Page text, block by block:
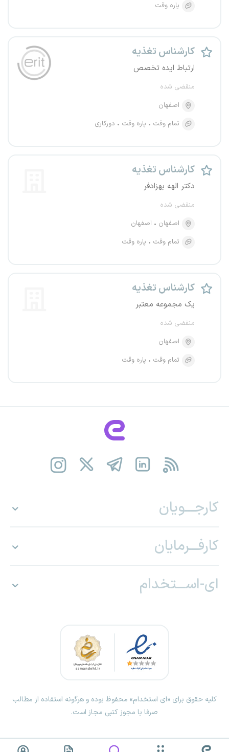
پاره وقت
کارشناس تغذیه
ارتباط ایده تخصص
منقضی شده
اصفهان
تمام وقت
پاره وقت دورکاری
کارشناس تغذیه
دکتر الهه بهزادفر
منقضی شده
اصفهان
اصفهان
تمام وقت
پاره وقت
کارشناس تغذیه
یک مجموعه معتبر
منقضی شده
اصفهان
تمام وقت
پاره وقت
کارجـــویان
کارفـــرمایان
ای-اســـتخدام
کلیه حقوق برای «ای استخدام» محفوظ بوده و هرگونه استفاده از مطالب
صرفا با مجوز کتبی مجاز است.